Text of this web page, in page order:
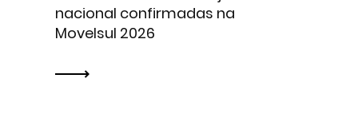
nacional confirmadas na
Movelsul 2026